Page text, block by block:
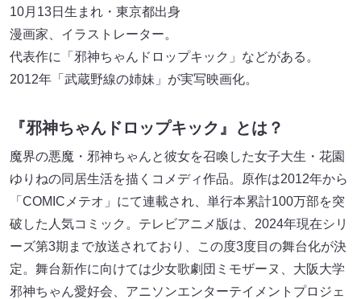
10月13日生まれ・東京都出身
漫画家、イラストレーター。
代表作に「邪神ちゃんドロップキック」などがある。
2012年「武蔵野線の姉妹」が実写映画化。
『邪神ちゃんドロップキック』とは？
魔界の悪魔・邪神ちゃんと彼女を召喚した女子大生・花園
ゆりねの同居生活を描くコメディ作品。原作は2012年から
「COMICメテオ」にて連載され、単行本累計100万部を突
破した人気コミック。テレビアニメ版は、2024年現在シリ
ーズ第3期まで放送されており、この度3度目の舞台化が決
定。舞台新作に向けては少女歌劇団ミモザーヌ、大阪大学
邪神ちゃん愛好会、アニソンエンターテイメントプロジェ